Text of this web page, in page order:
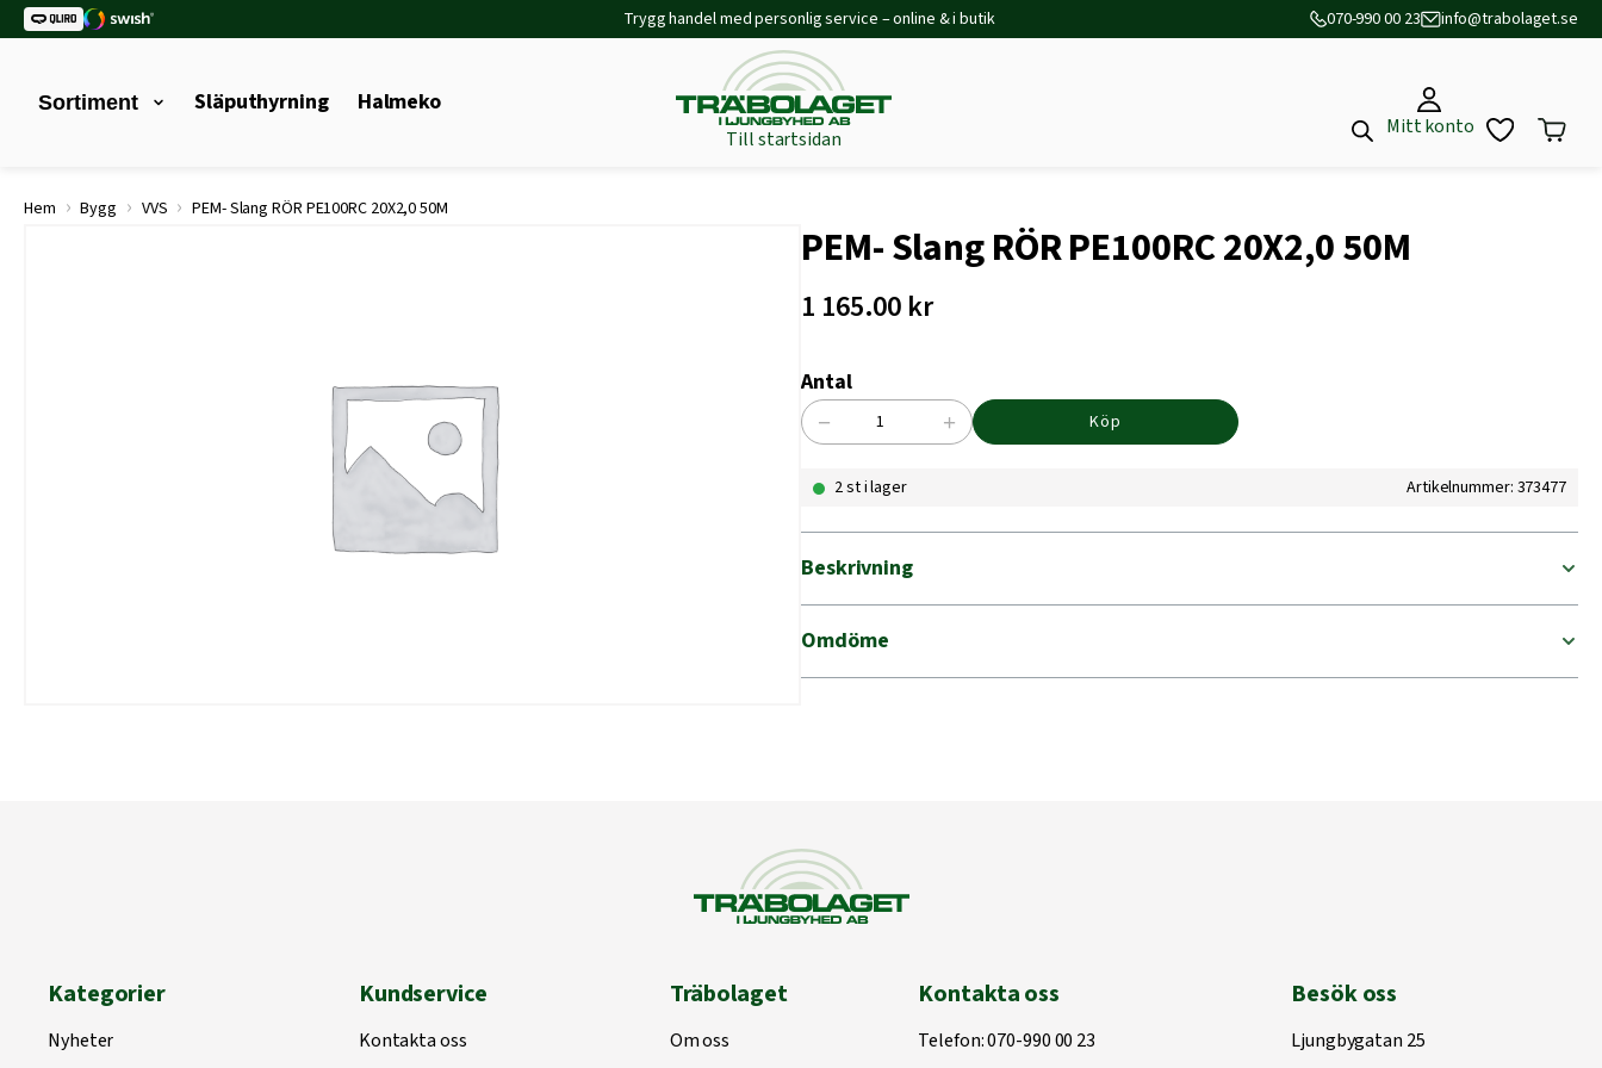
Trygg handel med personlig service – online & i butik 070-990 00 23 info@trabolaget.se
Sortiment Släputhyrning Halmeko
Till startsidan
Mitt konto
Hem › Bygg › VVS › PEM- Slang RÖR PE100RC 20X2,0 50M
PEM- Slang RÖR PE100RC 20X2,0 50M
1 165.00 kr
Antal
PEM-
RÖR
20X2,0
50M
mängd
− + Köp
2 st i lager Artikelnummer: 373477
Beskrivning
Omdöme
Kategorier
Nyheter
Kundservice
Kontakta oss
Träbolaget
Om oss
Kontakta oss
Telefon:070-990 00 23
Besök oss
Ljungbygatan 25